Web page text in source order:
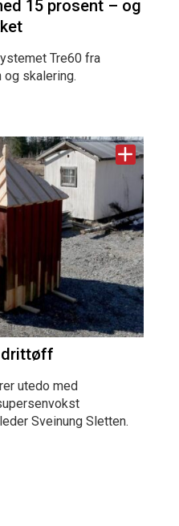
15 prosent – og
Tre60 fra
skalering.
drittøff
utedo med
Sveinung Sletten.